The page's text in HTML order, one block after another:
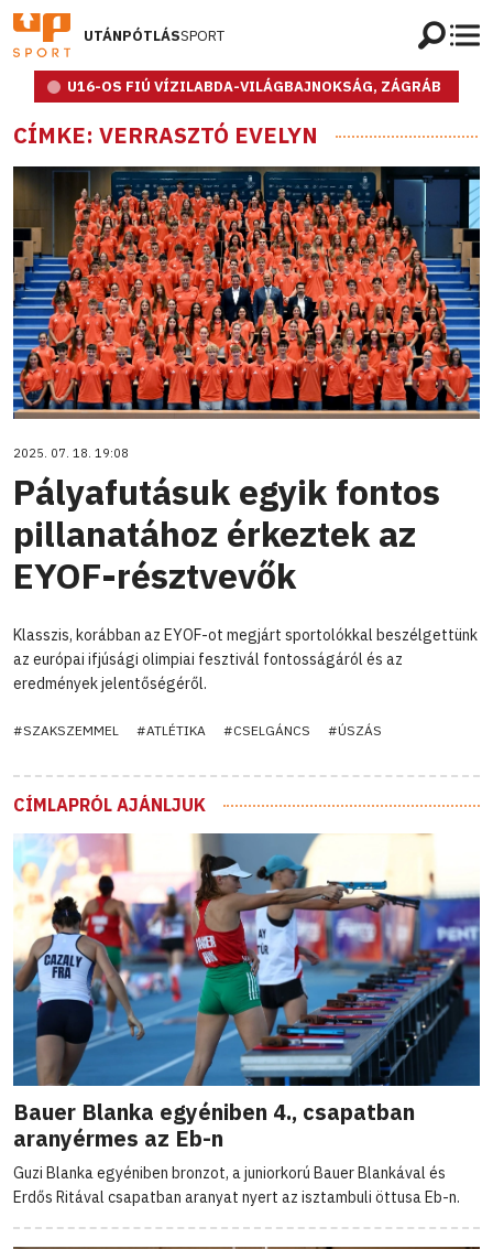
UTÁNPÓTLÁSSPORT
U16-OS FIÚ VÍZILABDA-VILÁGBAJNOKSÁG, ZÁGRÁB
CÍMKE: VERRASZTÓ EVELYN
2025. 07. 18. 19:08
Pályafutásuk egyik fontos
pillanatához érkeztek az
EYOF-résztvevők
Klasszis, korábban az EYOF-ot megjárt sportolókkal beszélgettünk
az európai ifjúsági olimpiai fesztivál fontosságáról és az
eredmények jelentőségéről.
#SZAKSZEMMEL #ATLÉTIKA #CSELGÁNCS #ÚSZÁS
CÍMLAPRÓL AJÁNLJUK
Bauer Blanka egyéniben 4., csapatban
aranyérmes az Eb-n
Guzi Blanka egyéniben bronzot, a juniorkorú Bauer Blankával és
Erdős Ritával csapatban aranyat nyert az isztambuli öttusa Eb-n.